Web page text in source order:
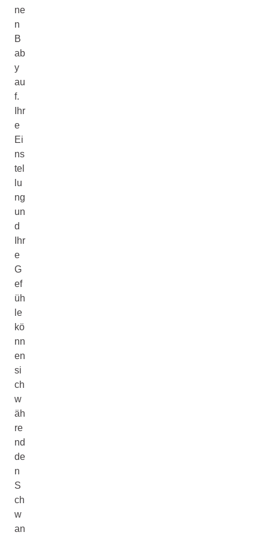
ne
n
B
ab
y
au
f.
Ihr
e
Ei
ns
tel
lu
ng
un
d
Ihr
e
G
ef
üh
le
kö
nn
en
si
ch
w
äh
re
nd
de
n
S
ch
w
an